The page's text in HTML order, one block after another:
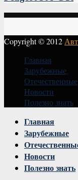
Copyright © 2012
Главная
Зарубежные
Отечественные
Новости
Полезно знать
Главная
Зарубежные
Новости
Полезно знать